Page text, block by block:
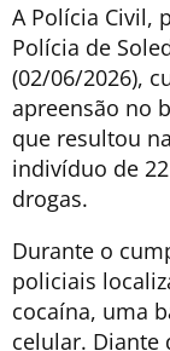
A Polícia Civil,
Polícia de
(02/06/2026),
apreensão no
que resultou
indivíduo de
drogas.
Durante o
policiais
cocaína, uma
celular. Diante